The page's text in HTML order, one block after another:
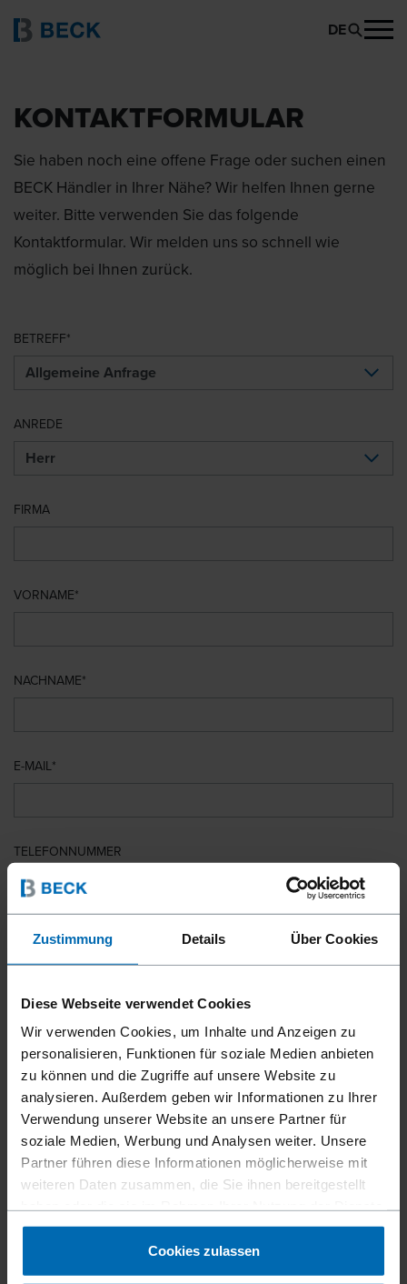
Zustimmung Details Über Cookies
Diese Webseite verwendet Cookies
Wir verwenden Cookies, um Inhalte und Anzeigen zu
personalisieren, Funktionen für soziale Medien anbieten
zu können und die Zugriffe auf unsere Website zu
analysieren. Außerdem geben wir Informationen zu Ihrer
Verwendung unserer Website an unsere Partner für
soziale Medien, Werbung und Analysen weiter. Unsere
Partner führen diese Informationen möglicherweise mit
weiteren Daten zusammen, die Sie ihnen bereitgestellt
gesammelt haben.
Cookies zulassen
DE
KONTAKTFORMULAR
Sie haben noch eine offene Frage oder suchen einen
BECK Händler in Ihrer Nähe? Wir helfen Ihnen gerne
weiter. Bitte verwenden Sie das folgende
Kontaktformular. Wir melden uns so schnell wie
möglich bei Ihnen zurück.
BETREFF
ANREDE
FIRMA
VORNAME
NACHNAME
E-MAIL
TELEFONNUMMER
LAND
PLZ
IHRE NACHRICHT